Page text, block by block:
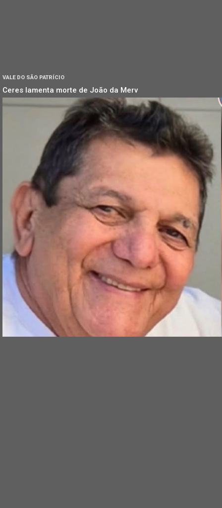
VALE DO SÃO PATRÍCIO
Ceres lamenta morte de João da Merv